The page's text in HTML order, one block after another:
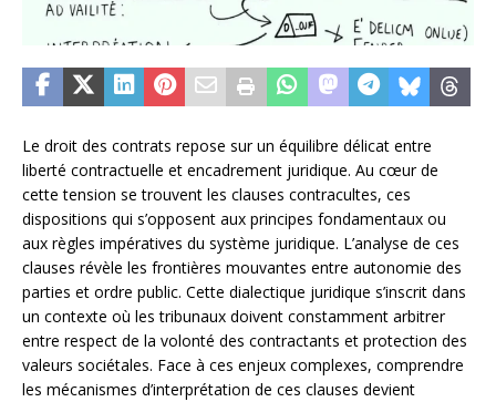
Le droit des contrats repose sur un équilibre délicat entre
liberté contractuelle et encadrement juridique. Au cœur de
cette tension se trouvent les clauses contracultes, ces
dispositions qui s’opposent aux principes fondamentaux ou
aux règles impératives du système juridique. L’analyse de ces
clauses révèle les frontières mouvantes entre autonomie des
parties et ordre public. Cette dialectique juridique s’inscrit dans
un contexte où les tribunaux doivent constamment arbitrer
entre respect de la volonté des contractants et protection des
valeurs sociétales. Face à ces enjeux complexes, comprendre
les mécanismes d’interprétation de ces clauses devient